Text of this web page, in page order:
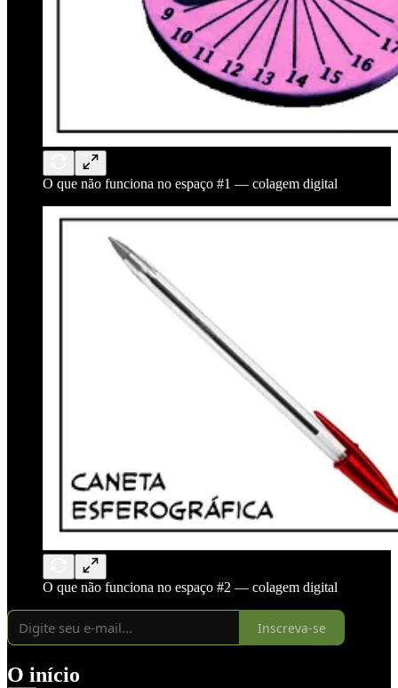
O que não funciona no espaço #1 — colagem digital
O que não funciona no espaço #2 — colagem digital
Inscreva-se
O início